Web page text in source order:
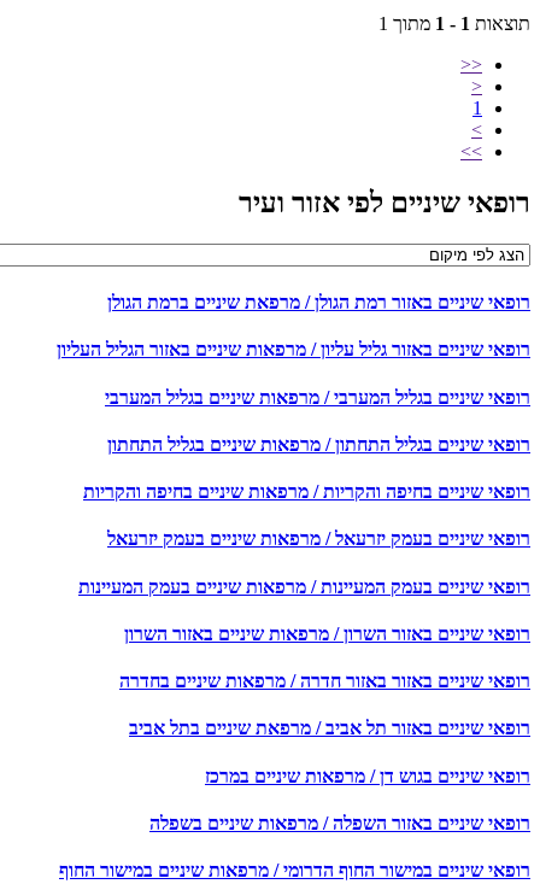
1 - 1
מתוך 1
<<
<
1
>
>>
שיניים לפי אזור ועיר
שיניים באזור רמת הגולן / מרפאת שיניים ברמת הגולן
שיניים באזור גליל עליון / מרפאות שיניים באזור הגליל העליון
שיניים בגליל המערבי / מרפאות שיניים בגליל המערבי
שיניים בגליל התחתון / מרפאות שיניים בגליל התחתון
שיניים בחיפה והקריות / מרפאות שיניים בחיפה והקריות
שיניים בעמק יזרעאל / מרפאות שיניים בעמק יזרעאל
שיניים בעמק המעיינות / מרפאות שיניים בעמק המעיינות
שיניים באזור השרון / מרפאות שיניים באזור השרון
שיניים באזור באזור חדרה / מרפאות שיניים בחדרה
שיניים באזור תל אביב / מרפאת שיניים בתל אביב
שיניים בגוש דן / מרפאות שיניים במרכז
שיניים באזור השפלה / מרפאות שיניים בשפלה
שיניים במישור החוף הדרומי / מרפאות שיניים במישור החוף